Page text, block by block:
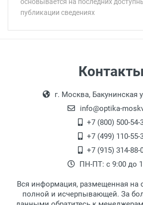
основывается на последних
публикации сведениях
Общая ширина:
Ширина мостика:
Степень защиты:
Тип оправы:
Материал линзы:
Оплата
наличными
выдачи товара.
Перечисление средств на
18:00, по субботам с
офисе по адресу:
Переведеновский
второй этаж, тел. +7 (499)
После того, как заказ
выдачи, наш менеджер
клиентом и оповещает
товара.
Для получения
обязательно иметь паспорт.
Контакты
г. Москва, Бакунинская
info@optika-
+7 (800) 500-54-
+7 (499) 110-55-
+7 (915) 314-88-
ПН-ПТ: с 9:00 до
Вся информация, размещенная на
полной и исчерпывающей. За